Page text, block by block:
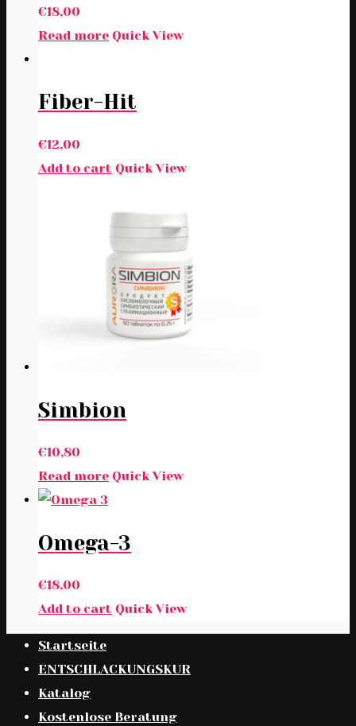
€18,00
Read more Quick View
Fiber-Hit
€12,00
Add to cart Quick View
Simbion
€10,80
Read more Quick View
Omega-3
€18,00
Add to cart Quick View
Startseite
ENTSCHLACKUNGSKUR
Katalog
Kostenlose Beratung